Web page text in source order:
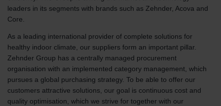
leaders in its segments with brands such as Zehnder, Acova and
Core.
As a leading international provider of complete solutions for
healthy indoor climate, our suppliers form an important pillar.
Zehnder Group has a centrally managed procurement
organisation with an implemented category management, which
pursues a global purchasing strategy. To be able to offer our
customers attractive solutions, our goal is continuous cost and
quality optimisation, which we strive for together with our